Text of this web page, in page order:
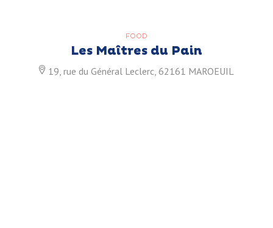
FOOD
Les Maîtres du Pain
19, rue du Général Leclerc, 62161 MAROEUIL